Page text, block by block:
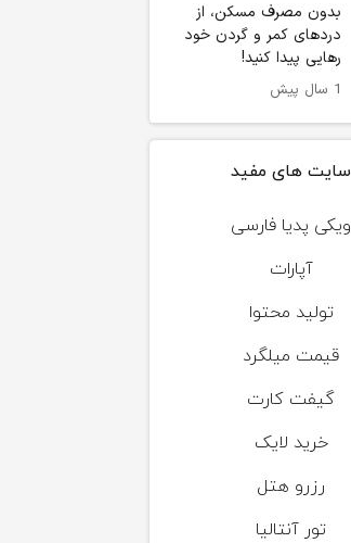
بدون مصرف مسکن، از
دردهای کمر و گردن خود
رهایی پیدا کنید!
1 سال پیش
سایت های مفید
ویکی پدیا فارسی
آپارات
تولید محتوا
قیمت میلگرد
گیفت کارت
خرید لایک
رزرو هتل
تور آنتالیا